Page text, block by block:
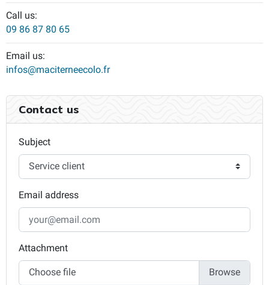
Call us:
09 86 87 80 65
Email us:
infos@maciterneecolo.fr
Contact us
Subject
Email address
Attachment
Choose file